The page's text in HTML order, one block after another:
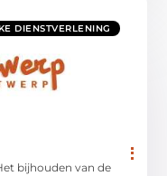
DIENSTVERLENING
bijhouden van de